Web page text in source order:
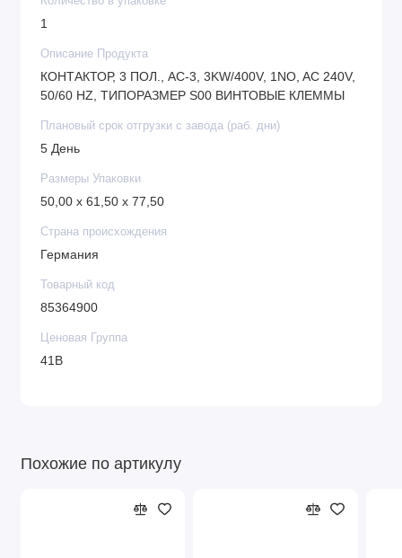
1
Описание Продукта
КОНТАКТОР, 3 ПОЛ., AC-3, 3KW/400V, 1NO, AC 240V,
50/60 HZ, ТИПОРАЗМЕР S00 ВИНТОВЫЕ КЛЕММЫ
Плановый срок отгрузки с завода (раб. дни)
5 День
Размеры Упаковки
50,00 x 61,50 x 77,50
Страна происхождения
Германия
Товарный код
85364900
Ценовая Группа
41B
Похожие по артикулу